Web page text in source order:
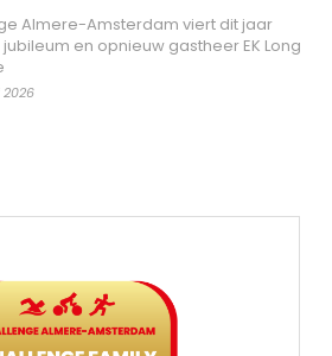
Almere-Amsterdam viert dit jaar
en opnieuw gastheer EK Long